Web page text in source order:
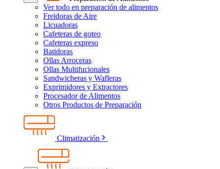
Ver todo en preparación de alimentos
Freidoras de Aire
Licuadoras
Cafeteras de goteo
Cafeteras expreso
Batidoras
Ollas Arroceras
Ollas Multifucionales
Sandwicheras y Wafleras
Exprimidores y Extractores
Procesador de Alimentos
Otros Productos de Preparación
Climatización